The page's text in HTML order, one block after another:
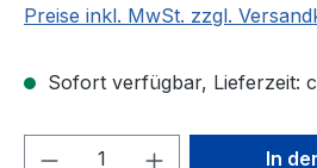
Preise inkl. MwSt. zzgl.
Sofort verfügbar, Lieferzeit:
Produkt Anzahl: Gib
In